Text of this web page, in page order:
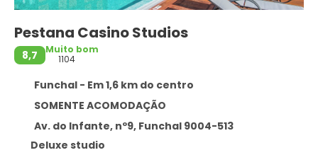
Pestana Casino Studios
8,7
Muito bom
1104
Funchal - Em 1,6 km do centro
SOMENTE ACOMODAÇÃO
Av. do Infante, nº9, Funchal 9004-513
Deluxe studio